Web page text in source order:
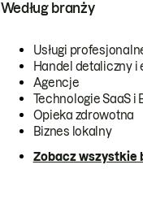
Według branży
Usługi
Handel detaliczny
Agencje
Technologie SaaS i
Opieka zdrowotna
Biznes lokalny
Zobacz wszystkie